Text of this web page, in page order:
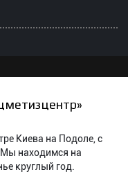
Киева на Подоле, с
находимся на
круглый год.